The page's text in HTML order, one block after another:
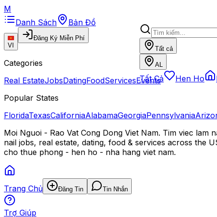
M
Danh Sách
Bản Đồ
VI
Đăng Ký Miễn Phí
Tất cả
AL
Tất Cả Hen Ho
Categories
Real EstateJobsDatingFoodServicesEvents
Popular States
FloridaTexasCaliforniaAlabamaGeorgiaPennsylvania
Moi Nguoi - Rao Vat Cong Dong Viet Nam. Tim viec
nail jobs, real estate, dating, food & services across the
cho thue phong - hen ho - nha hang viet nam.
Trang Chủ Đăng Tin Tin Nhắn
Trợ Giúp